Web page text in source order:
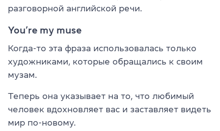
разговорной английской речи.
You’re my muse
Когда-то эта фраза использовалась только
художниками, которые обращались к своим
музам.
Теперь она указывает на то, что любимый
человек вдохновляет вас и заставляет видеть
мир по-новому.